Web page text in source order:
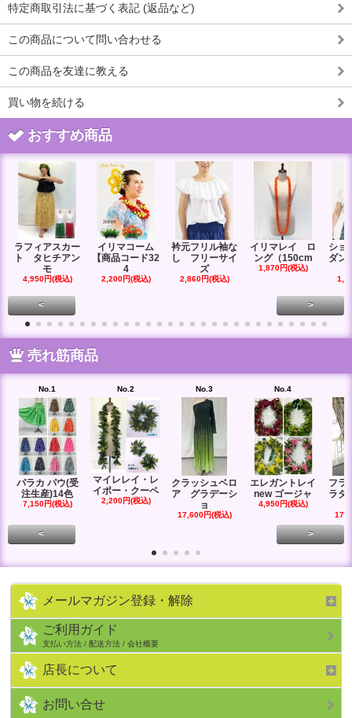
特定商取引法に基づく表記 (返品など)
この商品について問い合わせる
この商品を友達に教える
買い物を続ける
おすすめ商品
ラフィアスカー
ト タヒチアン
モ
4,950円(税込)
イリマコーム
【商品コード32
4
2,200円(税込)
衿元フリル袖な
し フリーサイ
ズ
2,860円(税込)
イリマレイ ロ
ング（150cm
1,870円(税込)
ショ
ダン
< >
売れ筋商品
No.1
パラカ パウ(受
注生産)14色
7,150円(税込)
No.2
マイレレイ・レ
イポー・クーペ
2,200円(税込)
No.3
クラッシュベロ
ア グラデーシ
ョ
17,600円(税込)
No.4
エレガントレイ
new ゴージャ
4,950円(税込)
フラ
ラ
< >
メールマガジン登録・解除
ご利用ガイド
支払い方法 / 配送方法 / 会社概要
店長について
お問い合せ